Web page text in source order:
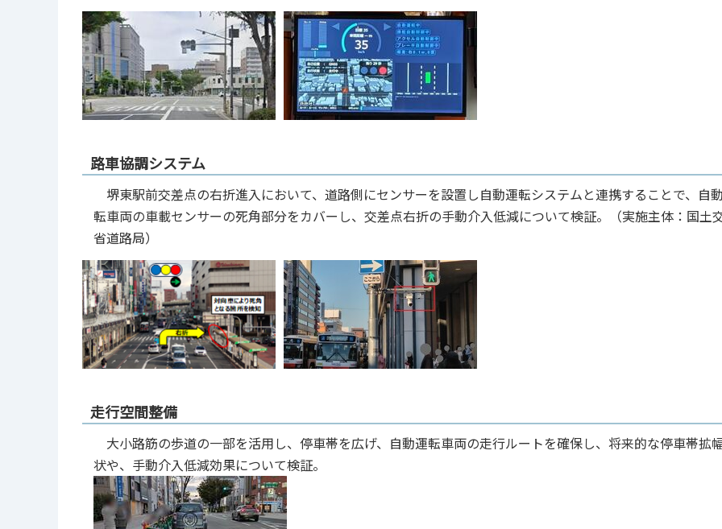
路車協調システム
堺東駅前交差点の右折進入において、道路側にセンサーを設置し自動運転システムと連携することで、自
転車両の車載センサーの死角部分をカバーし、交差点右折の手動介入低減について検証。（実施主体：国土
省道路局）
走行空間整備
大小路筋の歩道の一部を活用し、停車帯を広げ、自動運転車両の走行ルートを確保し、将来的な停車帯拡
状や、手動介入低減効果について検証。